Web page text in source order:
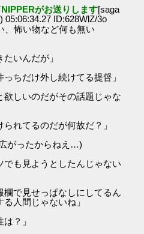
がお送りします[saga
05:06:34.27 ID:628WlZ/3o
怖い物など何も無い
いんだが」
ちだけ外し続けてる提督」
しいのだがその話題じゃな
れてるのだが何故だ？」
がったからねえ…)
も見ようとしたんじゃない
で見せっぱなしにしてるん
人間じゃないね」
？」